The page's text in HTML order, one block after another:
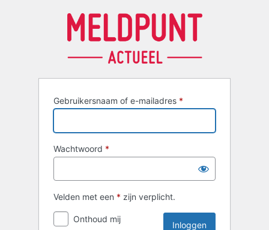
Gebruikersnaam of e-mailadres *
Wachtwoord *
Velden met een * zijn verplicht.
Onthoud mij